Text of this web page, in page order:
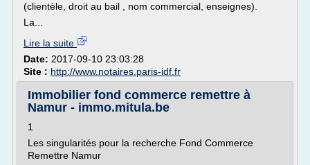
(clientèle, droit au bail , nom commercial, enseignes).
La...
Lire la suite
Date: 2017-09-10 23:03:28
Site : http://www.notaires.paris-idf.fr
Immobilier fond commerce remettre à
Namur - immo.mitula.be
1
Les singularités pour la recherche Fond Commerce
Remettre Namur